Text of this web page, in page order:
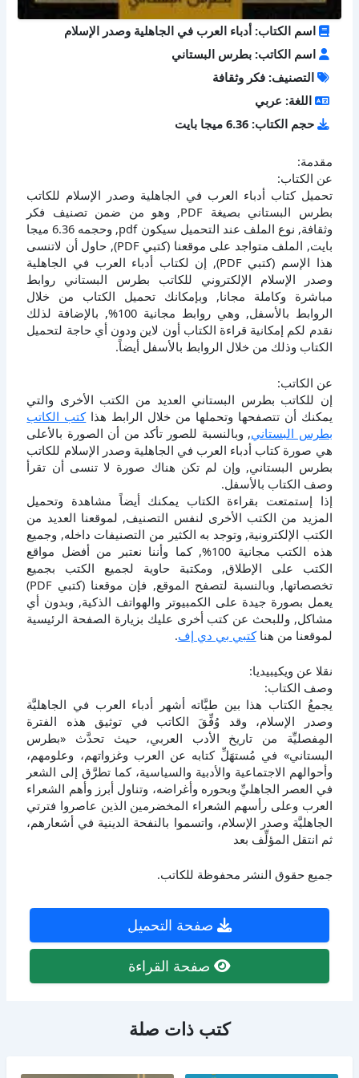
اسم الكتاب: أدباء العرب في الجاهلية وصدر الإسلام
اسم الكاتب: بطرس البستاني
التصنيف: فكر وثقافة
اللغة: عربي
حجم الكتاب: 6.36 ميجا بايت
مقدمة:
عن الكتاب:
تحميل كتاب أدباء العرب في الجاهلية وصدر الإسلام للكاتب
بطرس البستاني بصيغة PDF, وهو من ضمن تصنيف فكر
وثقافة, نوع الملف عند التحميل سيكون pdf, وحجمه 6.36 ميجا
بايت, الملف متواجد على موقعنا (كتبي PDF), حاول أن لاتنسى
هذا الإسم (كتبي PDF), إن لكتاب أدباء العرب في الجاهلية
وصدر الإسلام الإلكتروني للكاتب بطرس البستاني روابط
مباشرة وكاملة مجانا, وبإمكانك تحميل الكتاب من خلال
الروابط بالأسفل, وهي روابط مجانية 100%, بالإضافة لذلك
نقدم لكم إمكانية قراءة الكتاب أون لاين ودون أي حاجة لتحميل
الكتاب وذلك من خلال الروابط بالأسفل أيضاً.
عن الكاتب:
إن للكاتب بطرس البستاني العديد من الكتب الأخرى والتي
يمكنك أن تتصفحها وتحملها من خلال الرابط هذاكتب الكاتب
بطرس البستاني, وبالنسبة للصور تأكد من أن الصورة بالأعلى
هي صورة كتاب أدباء العرب في الجاهلية وصدر الإسلام للكاتب
بطرس البستاني, وإن لم تكن هناك صورة لا تنسى أن تقرأ
وصف الكتاب بالأسفل.
إذا إستمتعت بقراءة الكتاب يمكنك أيضاً مشاهدة وتحميل
المزيد من الكتب الأخرى لنفس التصنيف, لموقعنا العديد من
الكتب الإلكترونية, وتوجد به الكثير من التصنيفات داخله, وجميع
هذه الكتب مجانية 100%, كما وأننا نعتبر من أفضل مواقع
الكتب على الإطلاق, ومكتبة حاوية لجميع الكتب بجميع
تخصصاتها, وبالنسبة لتصفح الموقع, فإن موقعنا (كتبي PDF)
يعمل بصورة جيدة على الكمبيوتر والهواتف الذكية, وبدون أي
مشاكل, وللبحث عن كتب أخرى عليك بزيارة الصفحة الرئيسية
لموقعنا من هناكتبي بي دي إف.
نقلا عن ويكيبيديا:
وصف الكتاب:
يجمعُ الكتاب هذا بين طيَّاته أشهر أدباء العرب في الجاهليَّة
وصدر الإسلام، وقد وُفِّقَ الكاتب في توثيق هذه الفترة
المِفصليِّة من تاريخ الأدب العربي، حيث تحدَّث «بطرس
البستاني» في مُستهَلِّ كتابه عن العرب وغزواتهم، وعلومهم،
وأحوالهم الاجتماعية والأدبية والسياسية، كما تطرَّق إلى الشعر
في العصر الجاهليِّ وبحوره وأغراضه، وتناول أبرز وأهم الشعراء
العرب وعلى رأسهم الشعراء المخضرمين الذين عاصروا فترتي
الجاهليَّة وصدر الإسلام، واتسموا بالنفحة الدينية في أشعارهم،
ثم انتقل المؤلِّف بعد
جميع حقوق النشر محفوظة للكاتب.
صفحة التحميل
صفحة القراءة
كتب ذات صلة